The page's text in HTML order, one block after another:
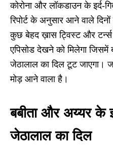
कोरोना और लॉकडाउन के इर्द-
रिपोर्ट के अनुसार आने वाले
कुछ बेहद ख़ास ट्विस्ट और
एपिसोड देखने को मिलेगा
जेठालाल का दिल टूट जाएगा।
मोड़ आने वाला है।
बबीता और अय्यर के
जेठालाल का दिल